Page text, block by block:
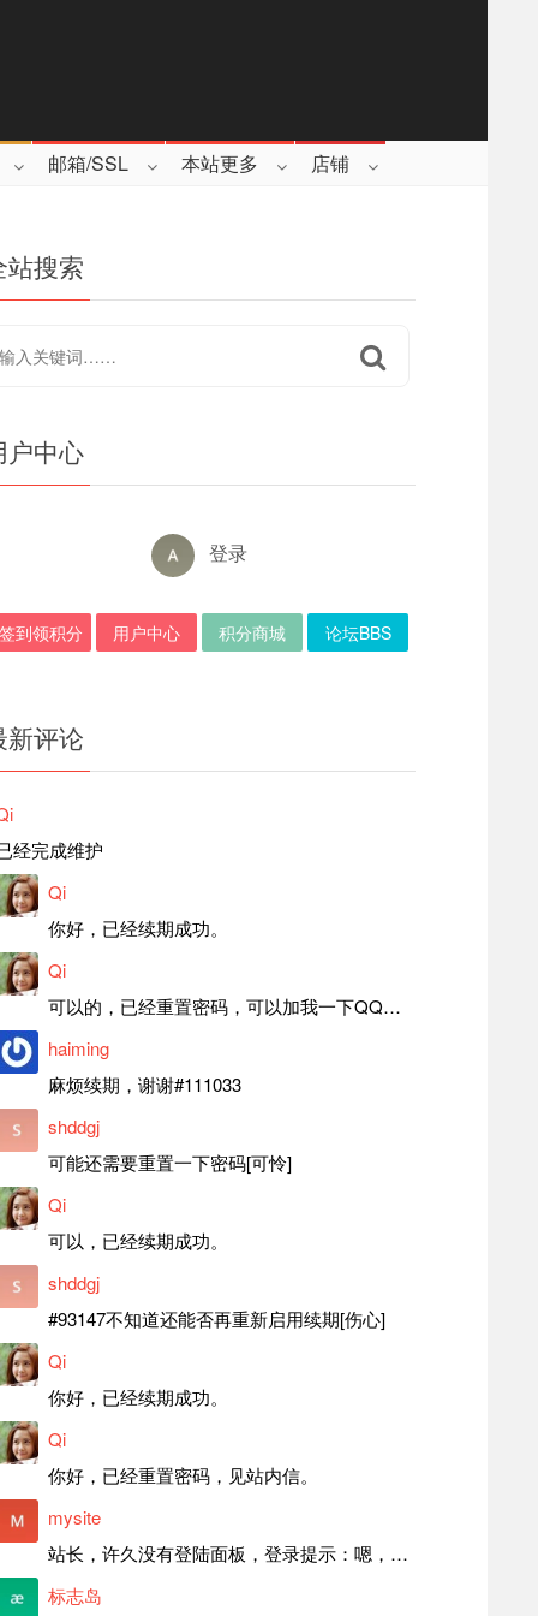
邮箱/SSL 本站更多 店铺
站搜索
户中心
登录
签到领积分 用户中心 积分商城 论坛BBS
新评论
经完成维护
Qi
你好，已经续期成功。
Qi
可以的，已经重置密码，可以加我一下QQ，留言后我就发密码给你。
haiming
麻烦续期，谢谢#111033
shddgj
可能还需要重置一下密码[可怜]
Qi
可以，已经续期成功。
shddgj
#93147不知道还能否再重新启用续期[伤心]
Qi
你好，已经续期成功。
Qi
你好，已经重置密码，见站内信。
mysite
站长，许久没有登陆面板，登录提示：嗯，登录详细信息似乎不正确。请重试。 网站还可以正常使用。如果是密码问题请帮忙重置一下密码。谢谢。订单号：97790，账号：aa20210950。 站长，提交了工单，你回复续期成功，不过我的问题是面部登陆信息有问题，一直是初始密码，现在无法登陆，有时间麻烦排查一下。
标志岛